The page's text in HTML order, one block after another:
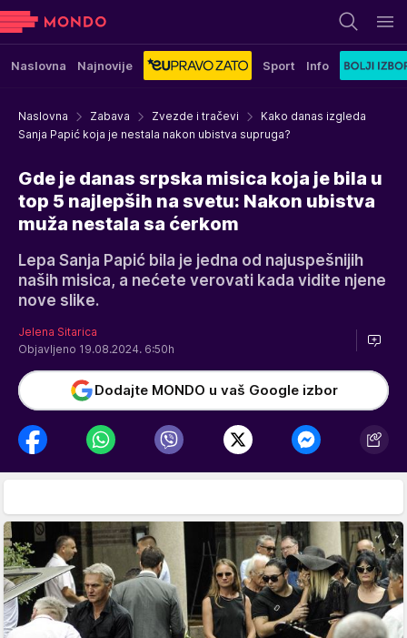
Naslovna Najnovije Sport Info
Naslovna Zabava Zvezde i tračevi
Kako danas izgleda
Sanja Papić koja je nestala nakon ubistva supruga?
Gde je danas srpska misica koja je bila u
top 5 najlepših na svetu: Nakon ubistva
muža nestala sa ćerkom
Lepa Sanja Papić bila je jedna od najuspešnijih
naših misica, a nećete verovati kada vidite njene
nove slike.
Jelena Sitarica
Objavljeno 19.08.2024. 6:50h
Dodajte MONDO u vaš Google izbor